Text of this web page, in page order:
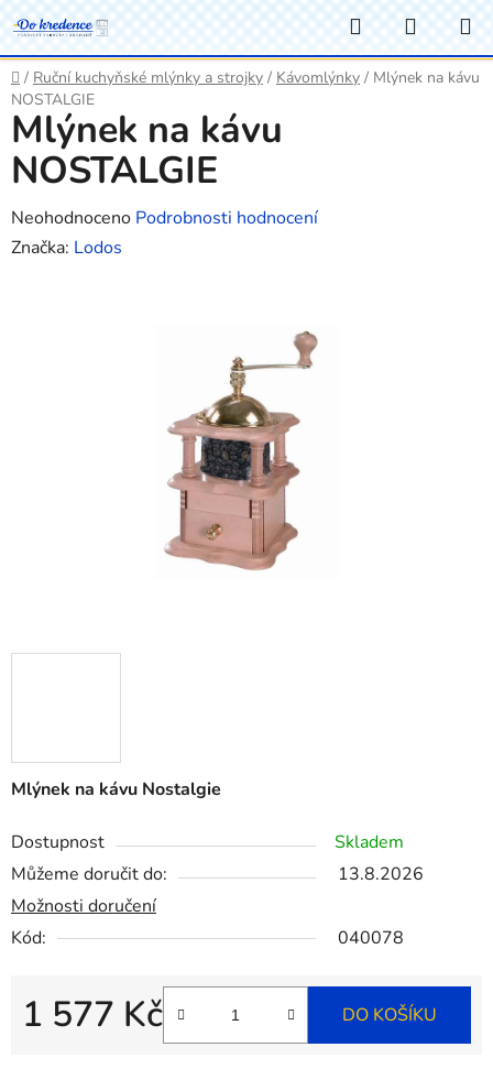
Přejít
na
obsah
Hledat
KOŠÍK
Domů
/ Ruční kuchyňské mlýnky a strojky / Kávomlýnky / Mlýnek na kávu
NOSTALGIE
Mlýnek na kávu Nostalgie
Dostupnost
Skladem
Můžeme doručit do:
13.8.2026
Možnosti doručení
Kód:
040078
1 577 Kč DO KOŠÍKU
Mlýnek na kávu
NOSTALGIE
Průměrné
hodnocení
Neohodnoceno Podrobnosti hodnocení
Značka: Lodos